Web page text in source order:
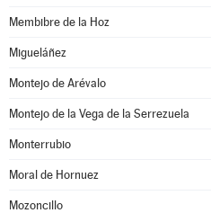
Membibre de la Hoz
Migueláñez
Montejo de Arévalo
Montejo de la Vega de la Serrezuela
Monterrubio
Moral de Hornuez
Mozoncillo